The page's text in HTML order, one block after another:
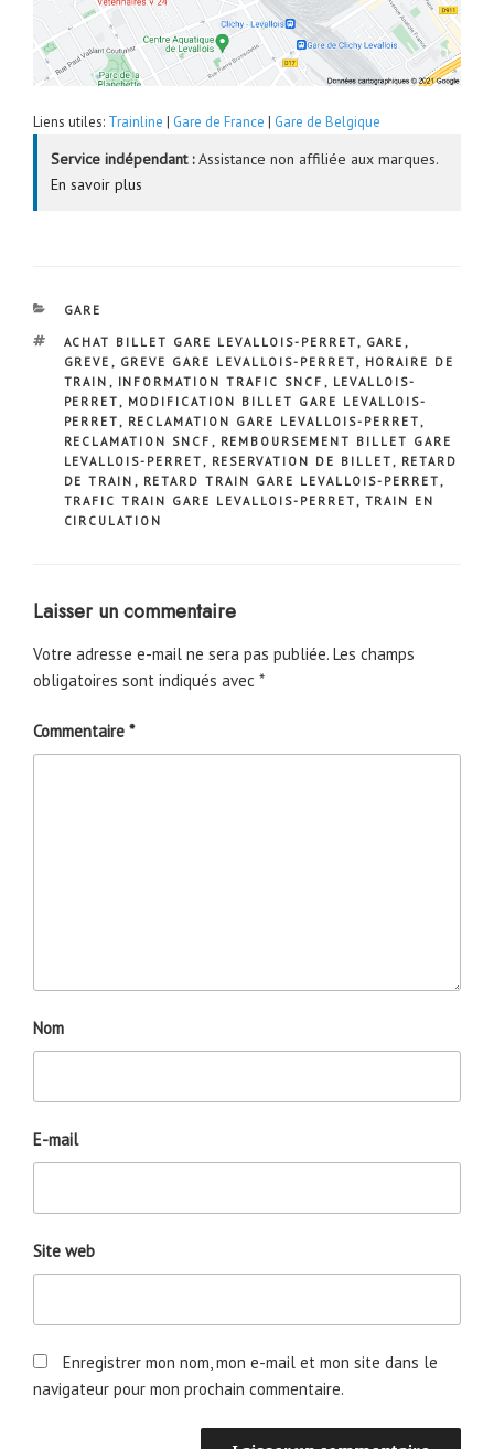
Liens utiles: Trainline | Gare de France | Gare de Belgique
Service indépendant :Assistance non affiliée aux marques.
En savoir plus
CATÉGORIES
GARE
ÉTIQUETTES
ACHAT BILLET GARE LEVALLOIS-PERRET, GARE ,
GREVE , GREVE GARE LEVALLOIS-PERRET, HORAIRE DE
TRAIN , INFORMATION TRAFIC SNCF , LEVALLOIS-
PERRET, MODIFICATION BILLET GARE LEVALLOIS-
PERRET, RECLAMATION GARE LEVALLOIS-PERRET,
RECLAMATION SNCF , REMBOURSEMENT BILLET GARE
LEVALLOIS-PERRET, RESERVATION DE BILLET, RETARD
DE TRAIN , RETARD TRAIN GARE LEVALLOIS-PERRET,
TRAFIC TRAIN GARE LEVALLOIS-PERRET, TRAIN EN
CIRCULATION
Laisser un commentaire
Votre adresse e-mail ne sera pas publiée. Les champs
obligatoires sont indiqués avec *
Commentaire *
Nom
E-mail
Site web
Enregistrer mon nom, mon e-mail et mon site dans le
navigateur pour mon prochain commentaire.